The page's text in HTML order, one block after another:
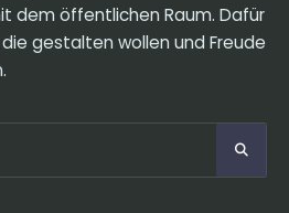
dem öffentlichen Raum. Dafür
gestalten wollen und Freude